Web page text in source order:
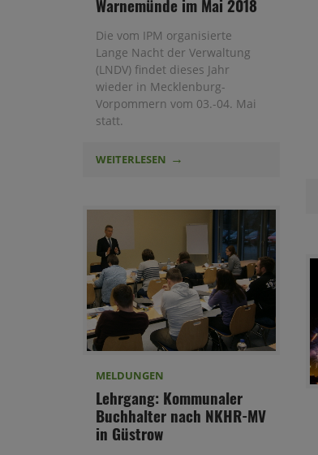
Warnemünde im Mai 2018
Die vom IPM organisierte
Lange Nacht der Verwaltung
(LNDV) findet dieses Jahr
wieder in Mecklenburg-
Vorpommern vom 03.-04. Mai
statt.
WEITERLESEN
MELDUNGEN
Lehrgang: Kommunaler
Buchhalter nach NKHR-MV
in Güstrow